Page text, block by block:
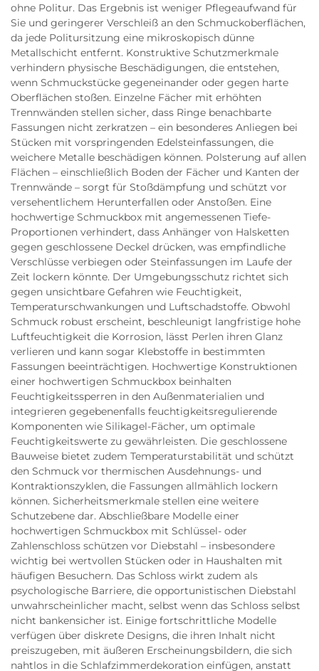
ohne Politur. Das Ergebnis ist weniger Pflegeaufwand für
Sie und geringerer Verschleiß an den Schmuckoberflächen,
da jede Politursitzung eine mikroskopisch dünne
Metallschicht entfernt. Konstruktive Schutzmerkmale
verhindern physische Beschädigungen, die entstehen,
wenn Schmuckstücke gegeneinander oder gegen harte
Oberflächen stoßen. Einzelne Fächer mit erhöhten
Trennwänden stellen sicher, dass Ringe benachbarte
Fassungen nicht zerkratzen – ein besonderes Anliegen bei
Stücken mit vorspringenden Edelsteinfassungen, die
weichere Metalle beschädigen können. Polsterung auf allen
Flächen – einschließlich Boden der Fächer und Kanten der
Trennwände – sorgt für Stoßdämpfung und schützt vor
versehentlichem Herunterfallen oder Anstoßen. Eine
hochwertige Schmuckbox mit angemessenen Tiefe-
Proportionen verhindert, dass Anhänger von Halsketten
gegen geschlossene Deckel drücken, was empfindliche
Verschlüsse verbiegen oder Steinfassungen im Laufe der
Zeit lockern könnte. Der Umgebungsschutz richtet sich
gegen unsichtbare Gefahren wie Feuchtigkeit,
Temperaturschwankungen und Luftschadstoffe. Obwohl
Schmuck robust erscheint, beschleunigt langfristige hohe
Luftfeuchtigkeit die Korrosion, lässt Perlen ihren Glanz
verlieren und kann sogar Klebstoffe in bestimmten
Fassungen beeinträchtigen. Hochwertige Konstruktionen
einer hochwertigen Schmuckbox beinhalten
Feuchtigkeitssperren in den Außenmaterialien und
integrieren gegebenenfalls feuchtigkeitsregulierende
Komponenten wie Silikagel-Fächer, um optimale
Feuchtigkeitswerte zu gewährleisten. Die geschlossene
Bauweise bietet zudem Temperaturstabilität und schützt
den Schmuck vor thermischen Ausdehnungs- und
Kontraktionszyklen, die Fassungen allmählich lockern
können. Sicherheitsmerkmale stellen eine weitere
Schutzebene dar. Abschließbare Modelle einer
hochwertigen Schmuckbox mit Schlüssel- oder
Zahlenschloss schützen vor Diebstahl – insbesondere
wichtig bei wertvollen Stücken oder in Haushalten mit
häufigen Besuchern. Das Schloss wirkt zudem als
psychologische Barriere, die opportunistischen Diebstahl
unwahrscheinlicher macht, selbst wenn das Schloss selbst
nicht bankensicher ist. Einige fortschrittliche Modelle
verfügen über diskrete Designs, die ihren Inhalt nicht
preiszugeben, mit äußeren Erscheinungsbildern, die sich
nahtlos in die Schlafzimmerdekoration einfügen, anstatt